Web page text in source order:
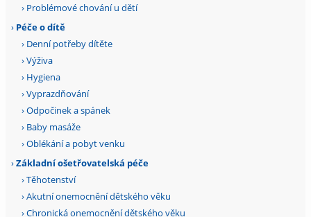
› Problémové chování u dětí
› Péče o dítě
› Denní potřeby dítěte
›Výživa
› Hygiena
›Vyprazdňování
›Odpočinek a spánek
› Baby masáže
›Oblékání a pobyt venku
›Základní ošetřovatelská péče
›Těhotenství
›Akutní onemocnění dětského věku
›Chronická onemocnění dětského věku